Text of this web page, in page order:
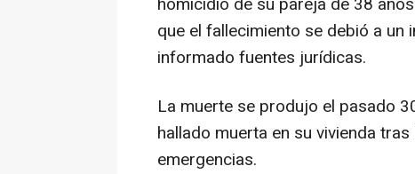
que el fallecimiento se debió a
informado fuentes jurídicas.
La muerte se produjo el pasado
hallado muerta en su vivienda
emergencias.